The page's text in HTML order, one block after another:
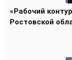
«Рабочий
Ростовской